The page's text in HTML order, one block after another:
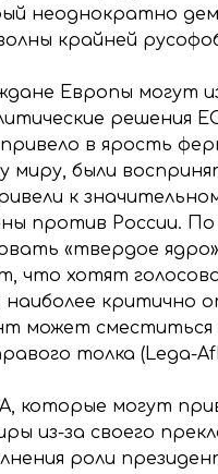
неоднократно
крайней
Европы
решения
в ярость
миру, были
к
против России.
«твердое
что хотят
критично
может сместиться
толка (Lega-
которые могут
из-за своего
роли